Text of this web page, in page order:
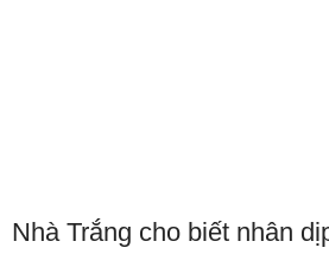
Nhà Trắng cho biết nhân